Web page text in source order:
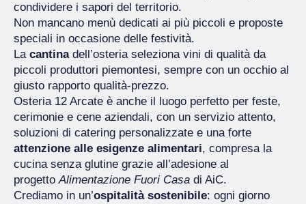
condividere i sapori del territorio.
Non mancano menù dedicati ai più piccoli e proposte
speciali in occasione delle festività.
La cantina dell’osteria seleziona vini di qualità da
piccoli produttori piemontesi, sempre con un occhio al
giusto rapporto qualità-prezzo.
Osteria 12 Arcate è anche il luogo perfetto per feste,
cerimonie e cene aziendali, con un servizio attento,
soluzioni di catering personalizzate e una forte
attenzione alle esigenze alimentari, compresa la
cucina senza glutine grazie all’adesione al
progettoAlimentazione Fuori Casa di AiC.
Crediamo in un’ospitalità sostenibile: ogni giorno